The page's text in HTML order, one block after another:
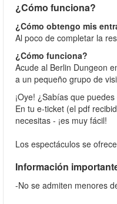
¿Cómo funciona?
¿Cómo obtengo mis
Al poco de completar la
¿Cómo funciona?
Acude al Berlin Dungeon
a un pequeño grupo de
¡Oye! ¿Sabías que
En tu e-ticket (el pdf
necesitas - ¡es muy fácil!
Los espectáculos se
Información
-No se admiten menores